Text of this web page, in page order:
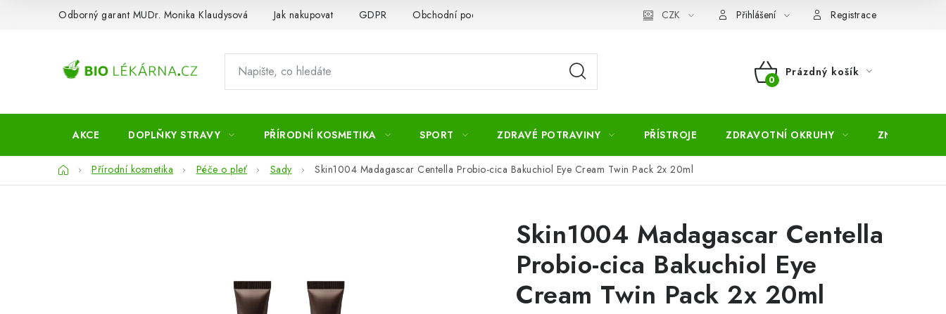
Odborný garant MUDr. Monika Klaudysová Jak nakupovat GDPR Obchodní podmínky Slovník pojmů Moje objednávka Mapa serveru
CZK Přihlášení Registrace
NÁKUPNÍ
Prázdný košík
AKCE DOPLŇKY STRAVY PŘÍRODNÍ KOSMETIKA SPORT ZDRAVÉ POTRAVINY PŘÍSTROJE ZDRAVOTNÍ OKRUHY ZNAČKY
DomůPřírodní kosmetika Péče o pleť Sady Skin1004 Madagascar Centella Probio-cica Bakuchiol Eye Cream Twin Pack 2x 20ml
Skin1004 Madagascar Centella
Probio-cica Bakuchiol Eye
Cream Twin Pack 2x 20ml